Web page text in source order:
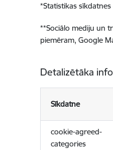
*Statistikas
**Sociālo mediju un
piemēram, Google
Detalizētāka
Sīkdatne
cookie-agreed-
categories